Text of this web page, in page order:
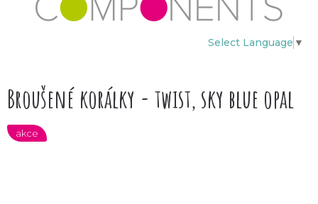
Select Language ▼
Broušené korálky - twist, sky blue opal
akce